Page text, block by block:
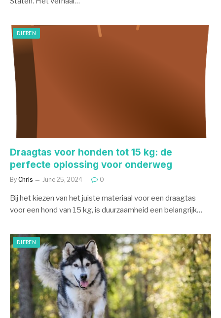
DIEREN
Draagtas voor honden tot 15 kg: de
perfecte oplossing voor onderweg
By Chris June 25, 2024 0
Bij het kiezen van het juiste materiaal voor een draagtas
voor een hond van 15 kg, is duurzaamheid een belangrijk…
DIEREN